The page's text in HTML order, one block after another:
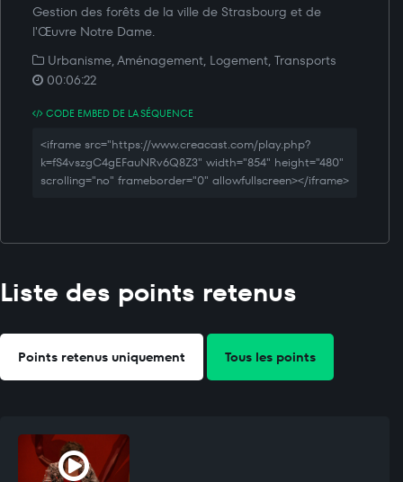
Gestion des forêts de la ville de Strasbourg et de
l'Œuvre Notre Dame.
Urbanisme, Aménagement, Logement, Transports
00:06:22
CODE EMBED DE LA SÉQUENCE
<iframe src="https://www.creacast.com/play.php?
k=fS4vszgC4gEFauNRv6Q8Z3" width="854" height="480"
scrolling="no" frameborder="0" allowfullscreen></iframe>
Liste des points retenus
Points retenus uniquement Tous les points